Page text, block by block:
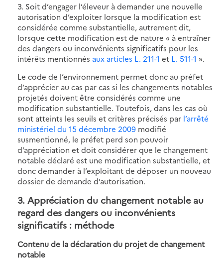
3. Soit d’engager l’éleveur à demander une nouvelle
autorisation d’exploiter lorsque la modification est
considérée comme substantielle, autrement dit,
lorsque cette modification est de nature « à entraîner
des dangers ou inconvénients significatifs pour les
intérêts mentionnés aux articles L. 211-1 et L. 511-1 ».
Le code de l’environnement permet donc au préfet
d’apprécier au cas par cas si les changements notables
projetés doivent être considérés comme une
modification substantielle. Toutefois, dans les cas où
sont atteints les seuils et critères précisés par l’arrêté
ministériel du 15 décembre 2009 modifié
susmentionné, le préfet perd son pouvoir
d’appréciation et doit considérer que le changement
notable déclaré est une modification substantielle, et
donc demander à l’exploitant de déposer un nouveau
dossier de demande d’autorisation.
3. Appréciation du changement notable au
regard des dangers ou inconvénients
significatifs : méthode
Contenu de la déclaration du projet de changement
notable